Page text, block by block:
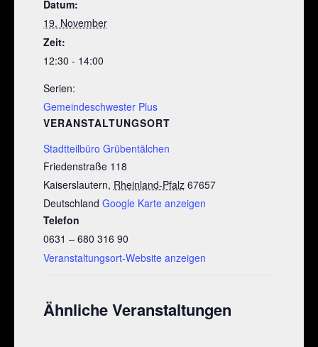
Datum:
19. November
Zeit:
12:30 - 14:00
Serien:
Gemeindeschwester Plus
VERANSTALTUNGSORT
Stadtteilbüro Grübentälchen
Friedenstraße 118
Kaiserslautern, Rheinland-Pfalz 67657
Deutschland Google Karte anzeigen
Telefon
0631 – 680 316 90
Veranstaltungsort-Website anzeigen
Ähnliche Veranstaltungen